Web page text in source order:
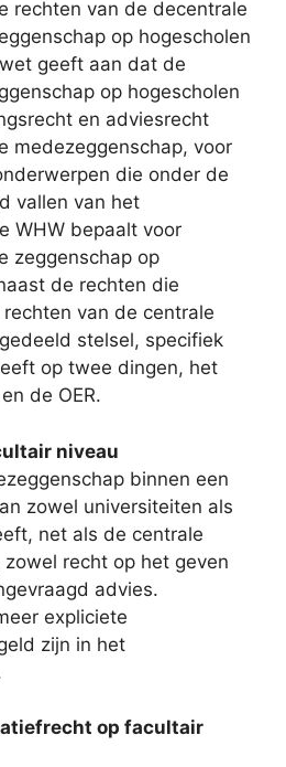
rechten van de decentrale
op hogescholen
geeft aan dat de
op hogescholen
en adviesrecht
medezeggenschap, voor
die onder de
vallen van het
WHW bepaalt voor
zeggenschap op
de rechten die
van de centrale
stelsel, specifiek
op twee dingen, het
de OER.
niveau
binnen een
zowel universiteiten als
net als de centrale
recht op het geven
advies.
expliciete
zijn in het
op facultair